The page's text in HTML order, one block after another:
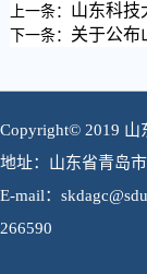
上一条： 山东科技
下一条： 关于公布
Copyright© 2019
地址：山东省青岛
E-mail：
266590